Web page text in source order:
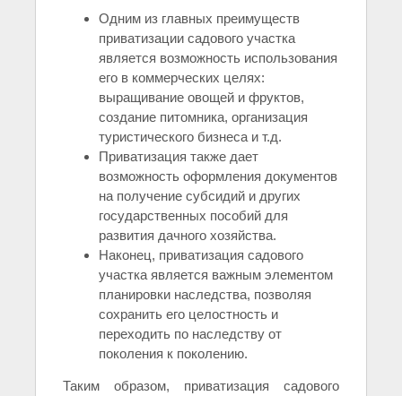
Одним из главных преимуществ
приватизации садового участка
является возможность использования
его в коммерческих целях:
выращивание овощей и фруктов,
создание питомника, организация
туристического бизнеса и т.д.
Приватизация также дает
возможность оформления документов
на получение субсидий и других
государственных пособий для
развития дачного хозяйства.
Наконец, приватизация садового
участка является важным элементом
планировки наследства, позволяя
сохранить его целостность и
переходить по наследству от
поколения к поколению.
Таким образом, приватизация садового